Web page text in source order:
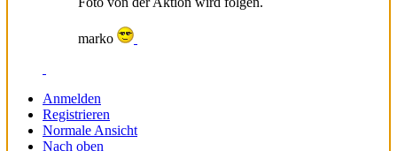
marko
Anmelden
Registrieren
Normale Ansicht
Nach oben